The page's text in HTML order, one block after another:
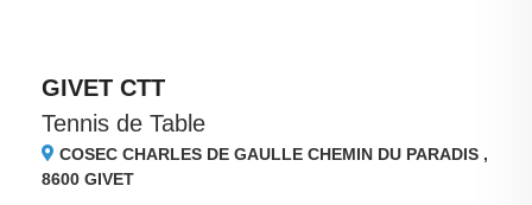
GIVET CTT
Tennis de Table
COSEC CHARLES DE GAULLE CHEMIN DU PARADIS ,
8600 GIVET